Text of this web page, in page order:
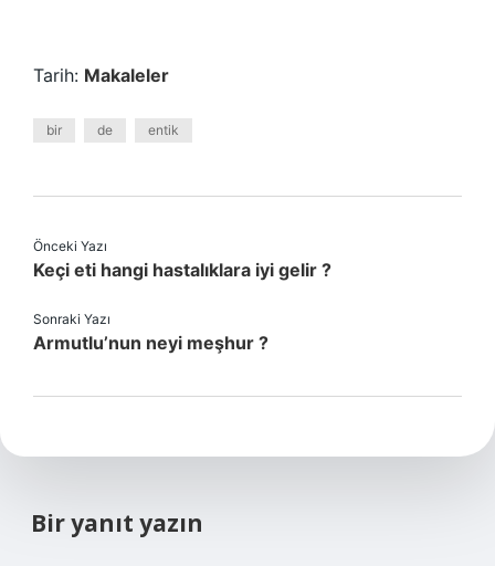
Tarih: Makaleler
bir de entik
Önceki Yazı
Keçi eti hangi hastalıklara iyi gelir ?
Sonraki Yazı
Armutlu’nun neyi meşhur ?
Bir yanıt yazın